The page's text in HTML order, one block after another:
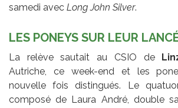
samedi avec Long John Silver.
LES PONEYS SUR LEUR
La relève sautait au CSIO de
Autriche, ce week-end et les
nouvelle fois distingués. Le
composé de Laura André, double